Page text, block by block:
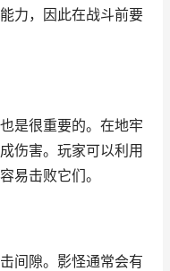
力，因此在战斗前要
是很重要的。在地牢
伤害。玩家可以利用
易击败它们。
间隙。影怪通常会有